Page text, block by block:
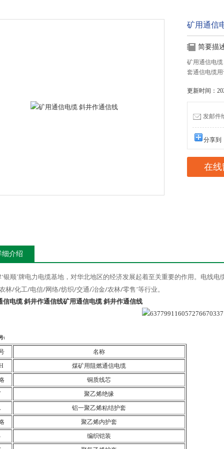
矿用通信
简要描
矿用通信电
套通信电缆
更新时间：
发邮件
分享到
在线
细介绍
银顺’牌电力电缆基地，对华北地区的经济发展起着至关重要的作用。电线
林/化工/电信/网络/纺织/交通/冶金/农林/零售’等行业。
信电缆 斜井作通信线矿用通信电缆 斜井作通信线
:
名称
煤矿用阻燃通信电缆
铜质线芯
聚乙烯绝缘
铝一聚乙烯粘结护套
聚乙烯内护套
编织铠装